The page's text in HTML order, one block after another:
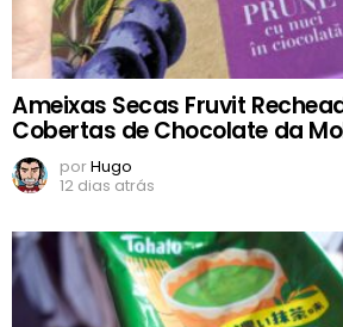
Ameixas Secas Fruvit
Cobertas de Chocolate da
porHugo
12 dias atrás